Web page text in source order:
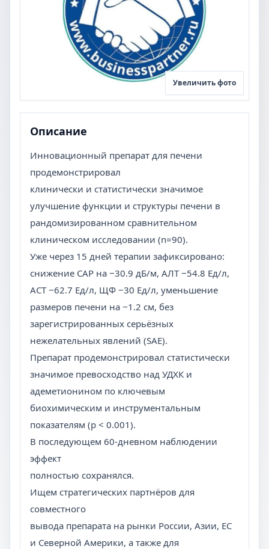
Увеличить фото
Описание
Инновационный препарат для печени
продемонстрировал
клинически и статистически значимое
улучшение функции и структуры печени в
рандомизированном сравнительном
клиническом исследовании (n=90).
Уже через 15 дней терапии зафиксировано:
снижение CAP на −30.9 дБ/м, АЛТ −54.8 Ед/л,
АСТ −62.7 Ед/л, ЩФ −30 Ед/л, уменьшение
размеров печени на −1.2 см, без
зарегистрированных серьёзных
нежелательных явлений (SAE).
Препарат продемонстрировал статистически
значимое превосходство над УДХК и
адеметионином по ключевым
биохимическим и инструментальным
показателям (p < 0.001).
В последующем 60-дневном наблюдении
эффект
полностью сохранялся.
Ищем стратегических партнёров для
совместного
вывода препарата на рынки России, Азии, ЕС
и Северной Америки, а также для